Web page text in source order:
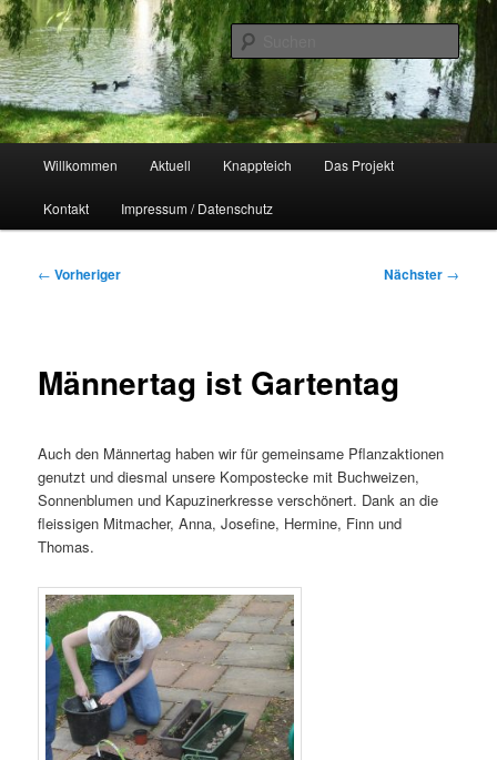
Zum
primären
Inhalt
springenUnser Knappteich
Naherholungsgebiet im Chemnitzer Yorckgebiet
Willkommen Aktuell Knappteich Das Projekt
Kontakt Impressum / Datenschutz
Beitragsnavigation
← Vorheriger Nächster →
Männertag ist Gartentag
Auch den Männertag haben wir für gemeinsame Pflanzaktionen
genutzt und diesmal unsere Kompostecke mit Buchweizen,
Sonnenblumen und Kapuzinerkresse verschönert. Dank an die
fleissigen Mitmacher, Anna, Josefine, Hermine, Finn und
Thomas.